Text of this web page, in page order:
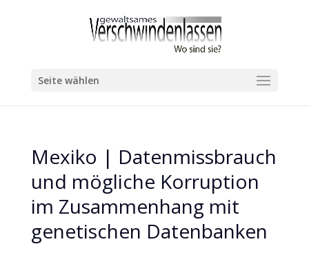
Seite wählen
Mexiko | Datenmissbrauch
und mögliche Korruption
im Zusammenhang mit
genetischen Datenbanken